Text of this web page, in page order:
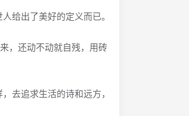
给出了美好的定义而已。
，还动不动就自残，用砖
去追求生活的诗和远方，